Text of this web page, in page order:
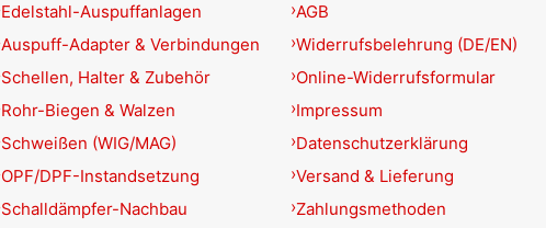
Edelstahl-Auspuffanlagen
Auspuff-Adapter & Verbindungen
Schellen, Halter & Zubehör
Rohr-Biegen & Walzen
Schweißen (WIG/MAG)
OPF/DPF-Instandsetzung
Schalldämpfer-Nachbau
AGB
Widerrufsbelehrung (DE/EN)
Online-Widerrufsformular
Impressum
Datenschutzerklärung
Versand & Lieferung
Zahlungsmethoden